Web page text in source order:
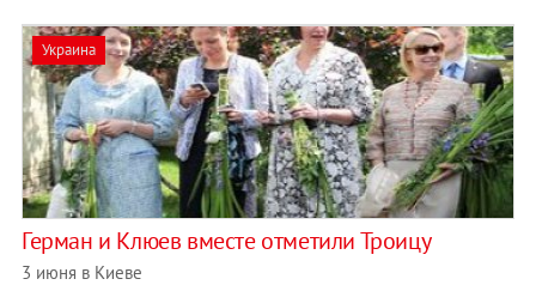
Украина
Герман и Клюев вместе отметили Троицу
3 июня в Киеве